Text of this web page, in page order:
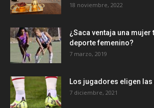
18 noviembre, 2022
¿Saca ventaja una mujer
deporte femenino?
7 marzo, 2019
Los jugadores eligen
7 diciembre, 2021